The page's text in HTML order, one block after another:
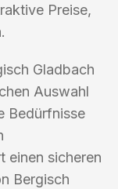
Preise,
Gladbach
Auswahl
Bedürfnisse
einen sicheren
Bergisch